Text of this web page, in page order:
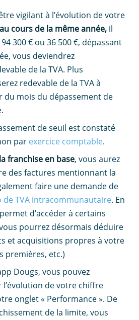
vigilant à l’évolution de votre
au cours de la même année, il
300 € ou 36 500 €, dépassant
vous deviendrez
de la TVA. Plus
redevable de la TVA à
du mois du dépassement de
de seuil est constaté
par exercice comptable.
franchise en base, vous aurez
des factures mentionnant la
faire une demande de
TVA intracommunautaire. En
d’accéder à certains
pourrez désormais déduire
et acquisitions propres à votre
premières, etc.)
Dougs, vous pouvez
de votre chiffre
onglet « Performance ». De
de la limite, vous